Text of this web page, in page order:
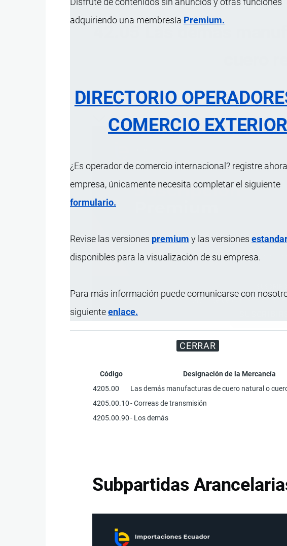
adquiriendo una membresía Premium.
DIRECTORIO
COMERCIO EXTERIOR
¿Es operador de comercio internacional? registre
empresa, únicamente necesita completar el siguiente
formulario.
Revise las versiones premium y las versiones
disponibles para la visualización de su empresa.
Para más información puede comunicarse con
siguienteenlace.
CERRAR
42.05 Las demás
cuero
ÍNDICE DE
Disfrute de contenido sin
Código Designación de la Mercancía
4205.00
Las demás manufacturas de cuero natural o
4205.00.10- Correas de transmisión
4205.00.90- Los demás
Subpartidas